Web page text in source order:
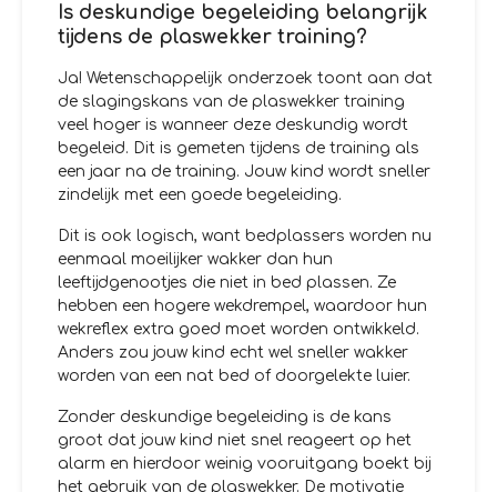
Is deskundige begeleiding belangrijk
tijdens de plaswekker training?
Ja! Wetenschappelijk onderzoek toont aan dat
de slagingskans van de plaswekker training
veel hoger is wanneer deze deskundig wordt
begeleid. Dit is gemeten tijdens de training als
een jaar na de training. Jouw kind wordt sneller
zindelijk met een goede begeleiding.
Dit is ook logisch, want bedplassers worden nu
eenmaal moeilijker wakker dan hun
leeftijdgenootjes die niet in bed plassen. Ze
hebben een hogere wekdrempel, waardoor hun
wekreflex extra goed moet worden ontwikkeld.
Anders zou jouw kind echt wel sneller wakker
worden van een nat bed of doorgelekte luier.
Zonder deskundige begeleiding is de kans
groot dat jouw kind niet snel reageert op het
alarm en hierdoor weinig vooruitgang boekt bij
het gebruik van de plaswekker. De motivatie